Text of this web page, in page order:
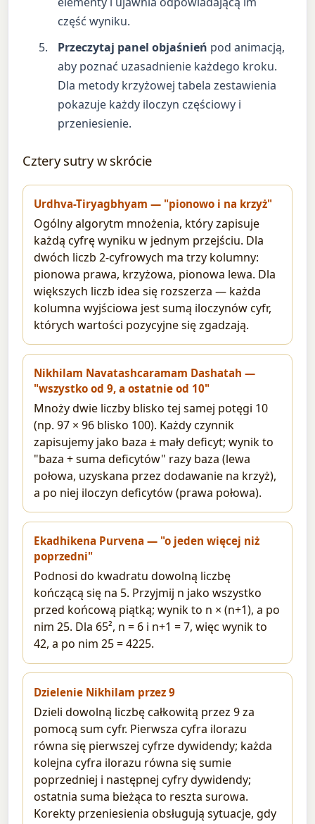
część wyniku.
Przeczytaj panel objaśnień pod animacją,
aby poznać uzasadnienie każdego kroku.
Dla metody krzyżowej tabela zestawienia
pokazuje każdy iloczyn częściowy i
przeniesienie.
Cztery sutry w skrócie
Urdhva-Tiryagbhyam — "pionowo i na krzyż"
Ogólny algorytm mnożenia, który zapisuje
każdą cyfrę wyniku w jednym przejściu. Dla
dwóch liczb 2-cyfrowych ma trzy kolumny:
pionowa prawa, krzyżowa, pionowa lewa. Dla
większych liczb idea się rozszerza — każda
kolumna wyjściowa jest sumą iloczynów cyfr,
których wartości pozycyjne się zgadzają.
Nikhilam Navatashcaramam Dashatah —
"wszystko od 9, a ostatnie od 10"
Mnoży dwie liczby blisko tej samej potęgi 10
(np. 97 × 96 blisko 100). Każdy czynnik
zapisujemy jako baza ± mały deficyt; wynik to
"baza + suma deficytów" razy baza (lewa
połowa, uzyskana przez dodawanie na krzyż),
a po niej iloczyn deficytów (prawa połowa).
Ekadhikena Purvena — "o jeden więcej niż
poprzedni"
Podnosi do kwadratu dowolną liczbę
kończącą się na 5. Przyjmij n jako wszystko
przed końcową piątką; wynik to n × (n+1), a po
nim 25. Dla 65², n = 6 i n+1 = 7, więc wynik to
42, a po nim 25 = 4225.
Dzielenie Nikhilam przez 9
Dzieli dowolną liczbę całkowitą przez 9 za
pomocą sum cyfr. Pierwsza cyfra ilorazu
równa się pierwszej cyfrze dywidendy; każda
kolejna cyfra ilorazu równa się sumie
poprzedniej i następnej cyfry dywidendy;
ostatnia suma bieżąca to reszta surowa.
Korekty przeniesienia obsługują sytuacje, gdy